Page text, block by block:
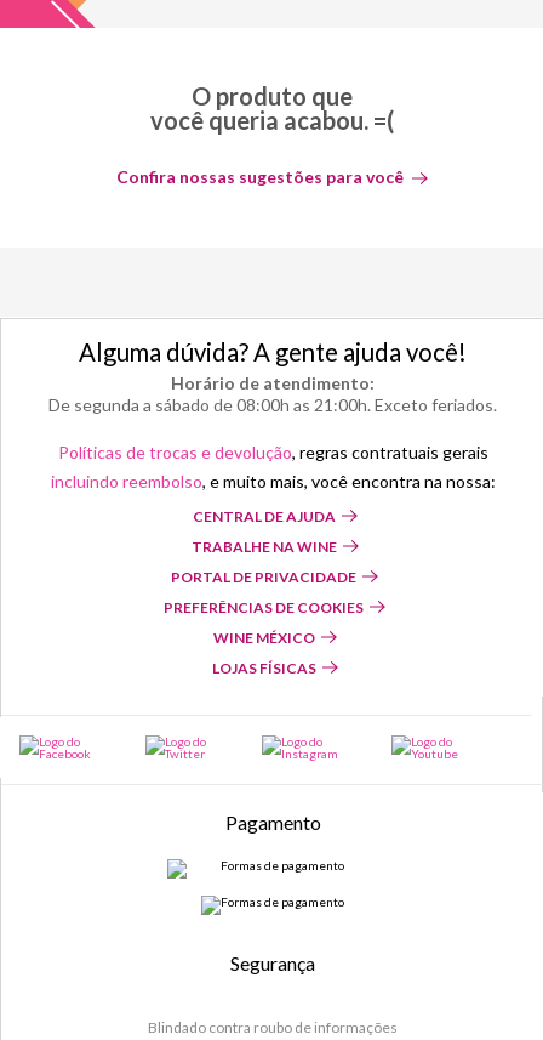
O produto que
você queria acabou. =(
Confira nossas sugestões para você
Alguma dúvida? A gente ajuda você!
Horário de atendimento:
De segunda a sábado de 08:00h as 21:00h. Exceto feriados.
Políticas de trocas e devolução, regras contratuais gerais
incluindo reembolso, e muito mais, você encontra na nossa:
CENTRAL DE AJUDA
TRABALHE NA WINE
PORTAL DE PRIVACIDADE
PREFERÊNCIAS DE COOKIES
WINE MÉXICO
LOJAS FÍSICAS
Pagamento
Segurança
Blindado contra roubo de informações